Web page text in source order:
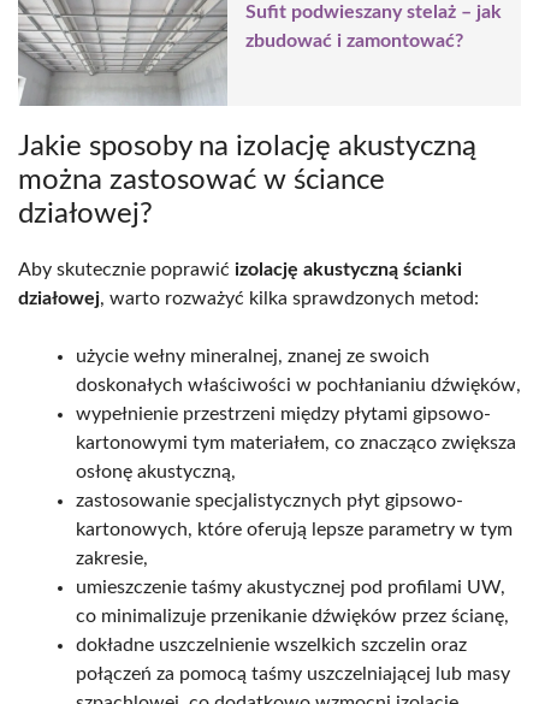
Sufit podwieszany stelaż – jak
zbudować i zamontować?
Jakie sposoby na izolację akustyczną
można zastosować w ściance
działowej?
Aby skutecznie poprawić izolację akustyczną ścianki
działowej, warto rozważyć kilka sprawdzonych metod:
użycie wełny mineralnej, znanej ze swoich
doskonałych właściwości w pochłanianiu dźwięków,
wypełnienie przestrzeni między płytami gipsowo-
kartonowymi tym materiałem, co znacząco zwiększa
osłonę akustyczną,
zastosowanie specjalistycznych płyt gipsowo-
kartonowych, które oferują lepsze parametry w tym
zakresie,
umieszczenie taśmy akustycznej pod profilami UW,
co minimalizuje przenikanie dźwięków przez ścianę,
dokładne uszczelnienie wszelkich szczelin oraz
połączeń za pomocą taśmy uszczelniającej lub masy